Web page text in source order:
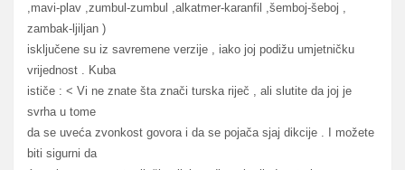
,mavi-plav ,zumbul-zumbul ,alkatmer-karanfil ,šemboj-šeboj ,
zambak-ljiljan )
isključene su iz savremene verzije , iako joj podižu umjetničku
vrijednost . Kuba
ističe : < Vi ne znate šta znači turska riječ , ali slutite da joj je
svrha u tome
da se uveća zvonkost govora i da se pojača sjaj dikcije . I možete
biti sigurni da